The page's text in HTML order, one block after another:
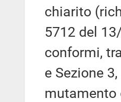
chiarito
5712 del
conformi,
e Sezione
mutamento